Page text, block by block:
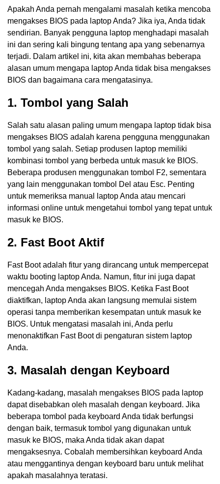
Apakah Anda pernah mengalami masalah ketika mencoba
mengakses BIOS pada laptop Anda? Jika iya, Anda tidak
sendirian. Banyak pengguna laptop menghadapi masalah
ini dan sering kali bingung tentang apa yang sebenarnya
terjadi. Dalam artikel ini, kita akan membahas beberapa
alasan umum mengapa laptop Anda tidak bisa mengakses
BIOS dan bagaimana cara mengatasinya.
1. Tombol yang Salah
Salah satu alasan paling umum mengapa laptop tidak bisa
mengakses BIOS adalah karena pengguna menggunakan
tombol yang salah. Setiap produsen laptop memiliki
kombinasi tombol yang berbeda untuk masuk ke BIOS.
Beberapa produsen menggunakan tombol F2, sementara
yang lain menggunakan tombol Del atau Esc. Penting
untuk memeriksa manual laptop Anda atau mencari
informasi online untuk mengetahui tombol yang tepat untuk
masuk ke BIOS.
2. Fast Boot Aktif
Fast Boot adalah fitur yang dirancang untuk mempercepat
waktu booting laptop Anda. Namun, fitur ini juga dapat
mencegah Anda mengakses BIOS. Ketika Fast Boot
diaktifkan, laptop Anda akan langsung memulai sistem
operasi tanpa memberikan kesempatan untuk masuk ke
BIOS. Untuk mengatasi masalah ini, Anda perlu
menonaktifkan Fast Boot di pengaturan sistem laptop
Anda.
3. Masalah dengan Keyboard
Kadang-kadang, masalah mengakses BIOS pada laptop
dapat disebabkan oleh masalah dengan keyboard. Jika
beberapa tombol pada keyboard Anda tidak berfungsi
dengan baik, termasuk tombol yang digunakan untuk
masuk ke BIOS, maka Anda tidak akan dapat
mengaksesnya. Cobalah membersihkan keyboard Anda
atau menggantinya dengan keyboard baru untuk melihat
apakah masalahnya teratasi.